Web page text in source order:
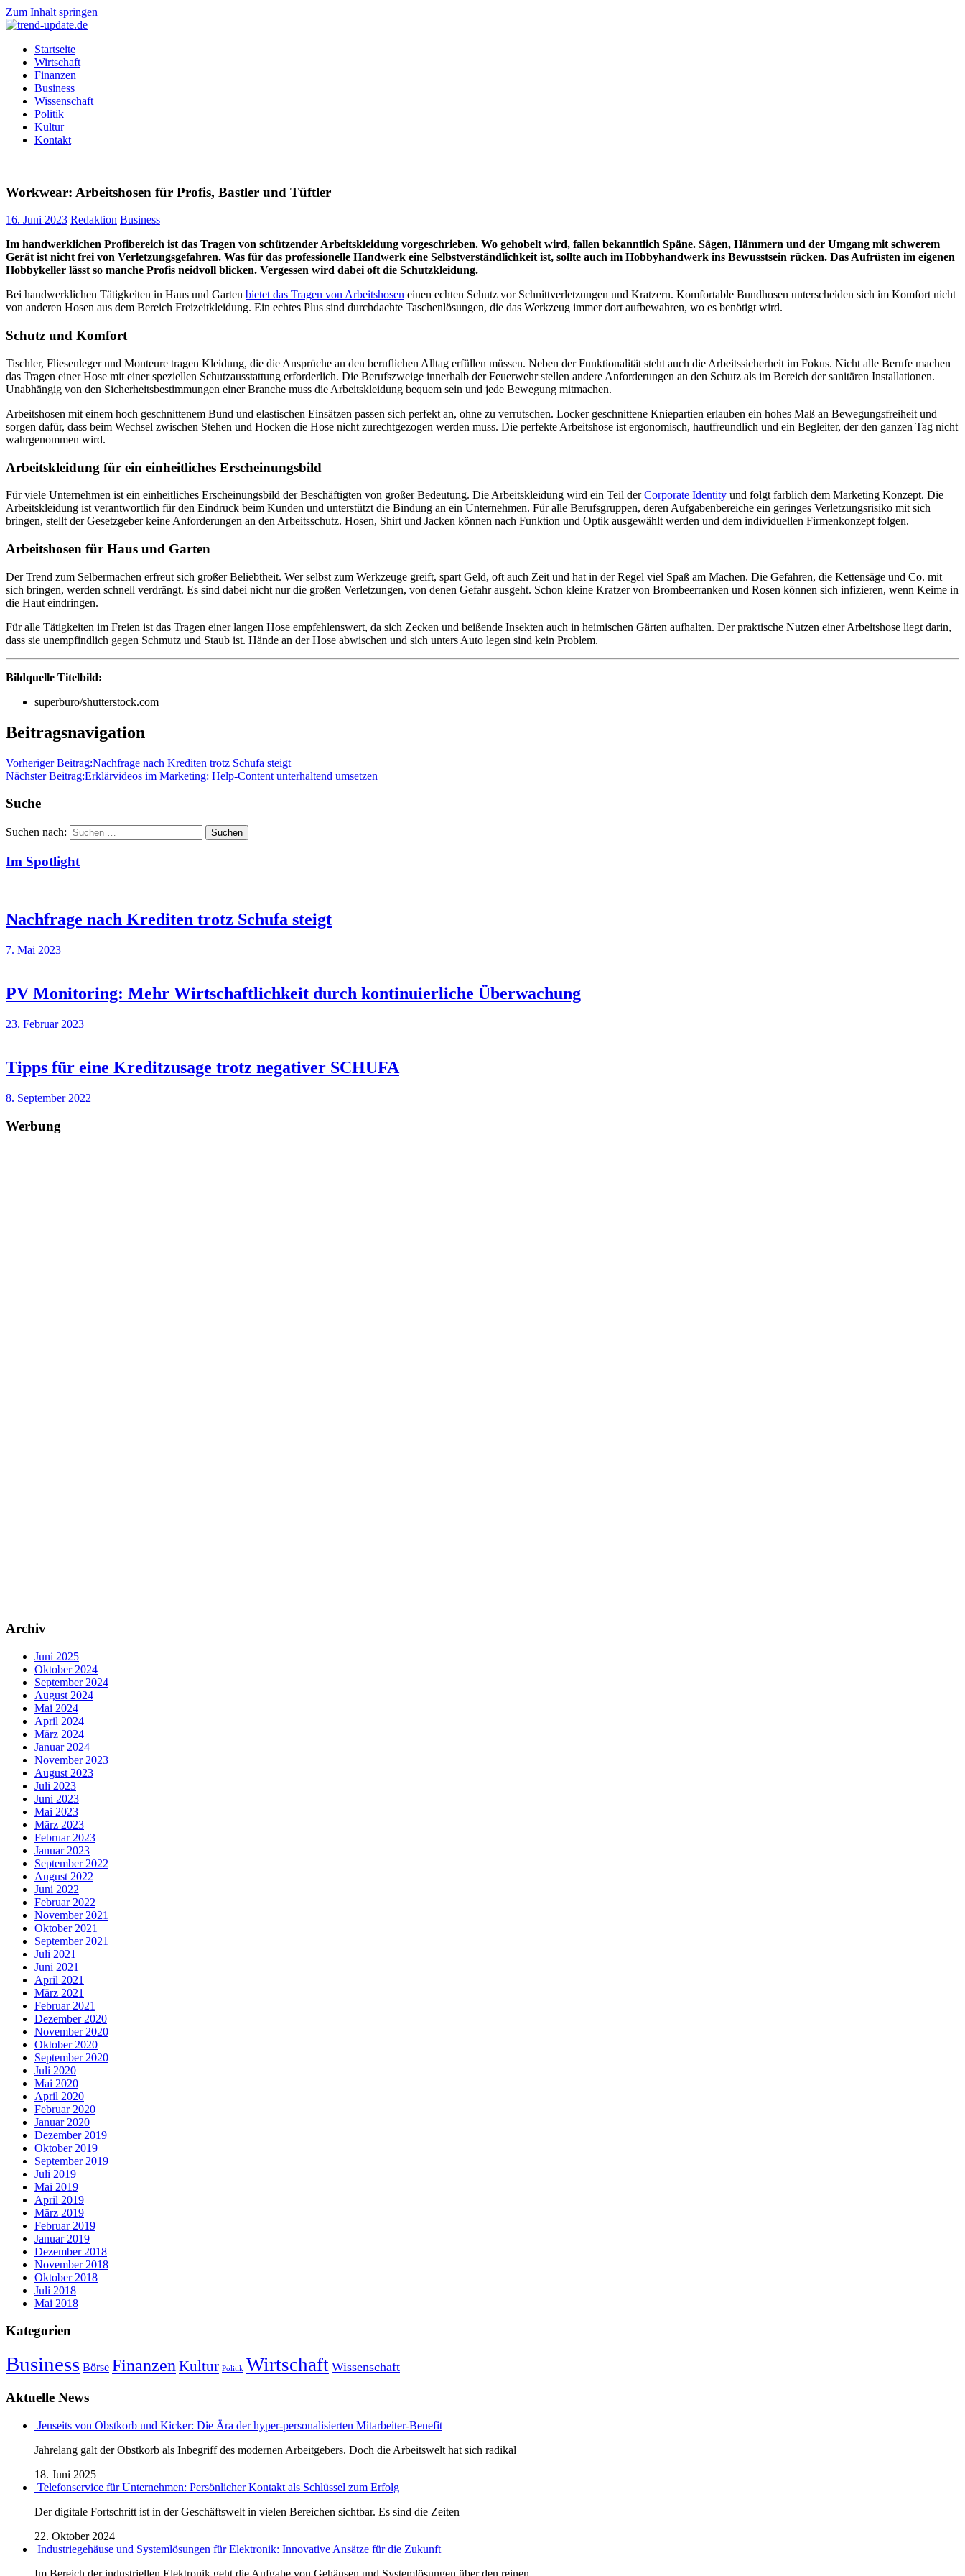
Zum Inhalt springen
trend-
update.de
Trends
News
Wirtschaft,
Wissenschaft
Politik
Startseite
Wirtschaft
Finanzen
Business
Wissenschaft
Politik
Kultur
Kontakt
Workwear: Arbeitshosen für Profis, Bastler und Tüftler
16. Juni 2023 Redaktion Business
Im handwerklichen Profibereich ist das Tragen von schützender Arbeitskleidung vorgeschrieben. Wo gehobelt wird, fallen bekanntlich Späne. Sägen, Hämmern und der Umgang mit schwerem
Gerät ist nicht frei von Verletzungsgefahren. Was für das professionelle Handwerk eine Selbstverständlichkeit ist, sollte auch im Hobbyhandwerk ins Bewusstsein rücken. Das Aufrüsten im eigenen
Hobbykeller lässt so manche Profis neidvoll blicken. Vergessen wird dabei oft die Schutzkleidung.
Bei handwerklichen Tätigkeiten in Haus und Garten bietet das Tragen von Arbeitshosen einen echten Schutz vor Schnittverletzungen und Kratzern. Komfortable Bundhosen unterscheiden sich im Komfort nicht
von anderen Hosen aus dem Bereich Freizeitkleidung. Ein echtes Plus sind durchdachte Taschenlösungen, die das Werkzeug immer dort aufbewahren, wo es benötigt wird.
Schutz und Komfort
Tischler, Fliesenleger und Monteure tragen Kleidung, die die Ansprüche an den beruflichen Alltag erfüllen müssen. Neben der Funktionalität steht auch die Arbeitssicherheit im Fokus. Nicht alle Berufe machen
das Tragen einer Hose mit einer speziellen Schutzausstattung erforderlich. Die Berufszweige innerhalb der Feuerwehr stellen andere Anforderungen an den Schutz als im Bereich der sanitären Installationen.
Unabhängig von den Sicherheitsbestimmungen einer Branche muss die Arbeitskleidung bequem sein und jede Bewegung mitmachen.
Arbeitshosen mit einem hoch geschnittenem Bund und elastischen Einsätzen passen sich perfekt an, ohne zu verrutschen. Locker geschnittene Kniepartien erlauben ein hohes Maß an Bewegungsfreiheit und
sorgen dafür, dass beim Wechsel zwischen Stehen und Hocken die Hose nicht zurechtgezogen werden muss. Die perfekte Arbeitshose ist ergonomisch, hautfreundlich und ein Begleiter, der den ganzen Tag nicht
wahrgenommen wird.
Arbeitskleidung für ein einheitliches Erscheinungsbild
Für viele Unternehmen ist ein einheitliches Erscheinungsbild der Beschäftigten von großer Bedeutung. Die Arbeitskleidung wird ein Teil derCorporate Identity und folgt farblich dem Marketing Konzept. Die
Arbeitskleidung ist verantwortlich für den Eindruck beim Kunden und unterstützt die Bindung an ein Unternehmen. Für alle Berufsgruppen, deren Aufgabenbereiche ein geringes Verletzungsrisiko mit sich
bringen, stellt der Gesetzgeber keine Anforderungen an den Arbeitsschutz. Hosen, Shirt und Jacken können nach Funktion und Optik ausgewählt werden und dem individuellen Firmenkonzept folgen.
Arbeitshosen für Haus und Garten
Der Trend zum Selbermachen erfreut sich großer Beliebtheit. Wer selbst zum Werkzeuge greift, spart Geld, oft auch Zeit und hat in der Regel viel Spaß am Machen. Die Gefahren, die Kettensäge und Co. mit
sich bringen, werden schnell verdrängt. Es sind dabei nicht nur die großen Verletzungen, von denen Gefahr ausgeht. Schon kleine Kratzer von Brombeerranken und Rosen können sich infizieren, wenn Keime in
die Haut eindringen.
Für alle Tätigkeiten im Freien ist das Tragen einer langen Hose empfehlenswert, da sich Zecken und beißende Insekten auch in heimischen Gärten aufhalten. Der praktische Nutzen einer Arbeitshose liegt darin,
dass sie unempfindlich gegen Schmutz und Staub ist. Hände an der Hose abwischen und sich unters Auto legen sind kein Problem.
Bildquelle Titelbild:
superburo/shutterstock.com
Beitragsnavigation
Vorheriger Beitrag:Nachfrage nach Krediten trotz Schufa steigt
Nächster Beitrag:Erklärvideos im Marketing: Help-Content unterhaltend umsetzen
Suche
Suchen nach: Suchen
Im Spotlight
Nachfrage nach Krediten trotz Schufa steigt
7. Mai 2023
PV Monitoring: Mehr Wirtschaftlichkeit durch kontinuierliche Überwachung
23. Februar 2023
Tipps für eine Kreditzusage trotz negativer SCHUFA
8. September 2022
Werbung
Archiv
Juni 2025
Oktober 2024
September 2024
August 2024
Mai 2024
April 2024
März 2024
Januar 2024
November 2023
August 2023
Juli 2023
Juni 2023
Mai 2023
März 2023
Februar 2023
Januar 2023
September 2022
August 2022
Juni 2022
Februar 2022
November 2021
Oktober 2021
September 2021
Juli 2021
Juni 2021
April 2021
März 2021
Februar 2021
Dezember 2020
November 2020
Oktober 2020
September 2020
Juli 2020
Mai 2020
April 2020
Februar 2020
Januar 2020
Dezember 2019
Oktober 2019
September 2019
Juli 2019
Mai 2019
April 2019
März 2019
Februar 2019
Januar 2019
Dezember 2018
November 2018
Oktober 2018
Juli 2018
Mai 2018
Kategorien
Business Börse Finanzen Kultur Politik Wirtschaft Wissenschaft
Aktuelle News
Jenseits von Obstkorb und Kicker: Die Ära der hyper-personalisierten Mitarbeiter-Benefit
Jahrelang galt der Obstkorb als Inbegriff des modernen Arbeitgebers. Doch die Arbeitswelt hat sich radikal
18. Juni 2025
Telefonservice für Unternehmen: Persönlicher Kontakt als Schlüssel zum Erfolg
Der digitale Fortschritt ist in der Geschäftswelt in vielen Bereichen sichtbar. Es sind die Zeiten
22. Oktober 2024
Industriegehäuse und Systemlösungen für Elektronik: Innovative Ansätze für die Zukunft
Im Bereich der industriellen Elektronik geht die Aufgabe von Gehäusen und Systemlösungen über den reinen